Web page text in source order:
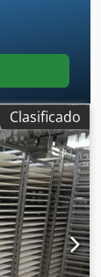
Clasificado